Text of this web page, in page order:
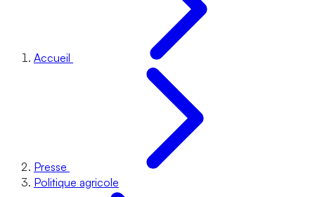
Accueil
Presse
Politique agricole